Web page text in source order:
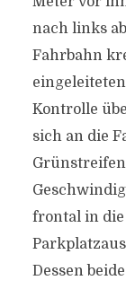
nach links
Fahrbahn
Kontrolle
sich an die
frontal in
Dessen